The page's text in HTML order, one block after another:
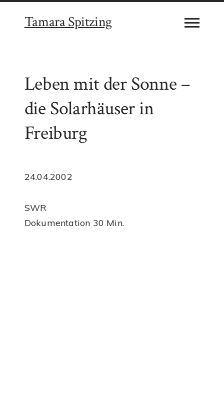
Tamara Spitzing
Leben mit der Sonne –
die Solarhäuser in
Freiburg
24.04.2002
SWR
Dokumentation 30 Min.